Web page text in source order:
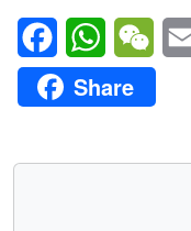
FacebookWhatsApp
Share